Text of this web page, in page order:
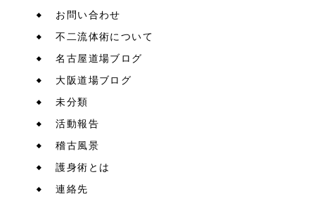
お問い合わせ
不二流体術について
名古屋道場ブログ
大阪道場ブログ
未分類
活動報告
稽古風景
護身術とは
連絡先